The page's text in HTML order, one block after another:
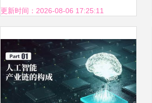
下载9.3.1
更新时间：2026-08-06 17:25:11